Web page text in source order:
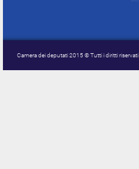
Camera dei deputati 2015 © Tutti i diritti riservati